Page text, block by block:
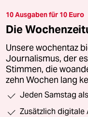
10 Ausgaben für 10 Euro
Die
Unsere wochentaz
Journalismus, der
Stimmen, die
zehn Wochen lang
Jeden Samstag
Zusätzlich digitale